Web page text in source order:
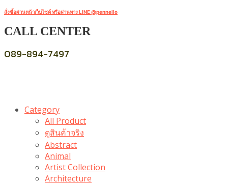
สั่งซื้อผ่านหน้าเว็บไซต์ หรือผ่านทาง LINE @pennello
CALL CENTER
089-894-7497
Category
All Product
ดูสินค้าจริง
Abstract
Animal
Artist Collection
Architecture